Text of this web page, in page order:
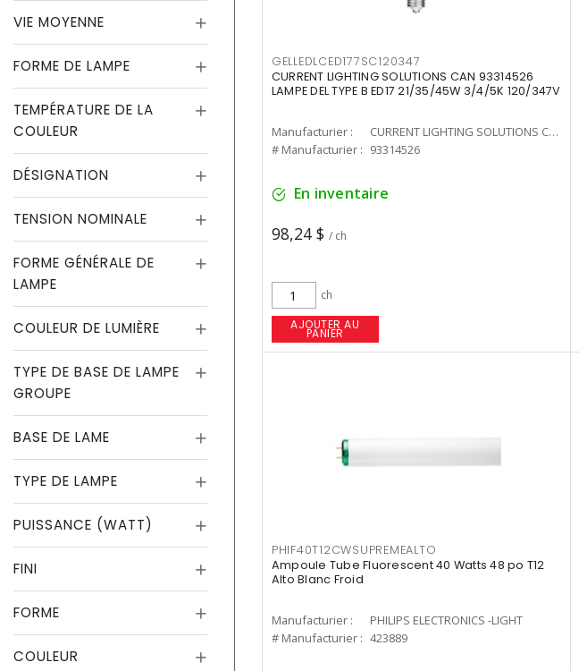
VIE MOYENNE
FORME DE LAMPE
TEMPÉRATURE DE LA
COULEUR
DÉSIGNATION
TENSION NOMINALE
FORME GÉNÉRALE DE
LAMPE
COULEUR DE LUMIÈRE
TYPE DE BASE DE LAMPE
GROUPE
BASE DE LAME
TYPE DE LAMPE
PUISSANCE (WATT)
FINI
FORME
COULEUR
GELLEDLCED177SC120347
CURRENT LIGHTING SOLUTIONS CAN 93314526
LAMPE DEL TYPE B ED17 21/35/45W 3/4/5K 120/347V
Manufacturier :
CURRENT LIGHTING SOLUTIONS CAN
# Manufacturier : 93314526
En inventaire
98,24 $ / ch
ch
AJOUTER AU
PANIER
PHIF40T12CWSUPREMEALTO
Ampoule Tube Fluorescent 40 Watts 48 po T12
Alto Blanc Froid
Manufacturier :
PHILIPS ELECTRONICS -LIGHT
# Manufacturier : 423889